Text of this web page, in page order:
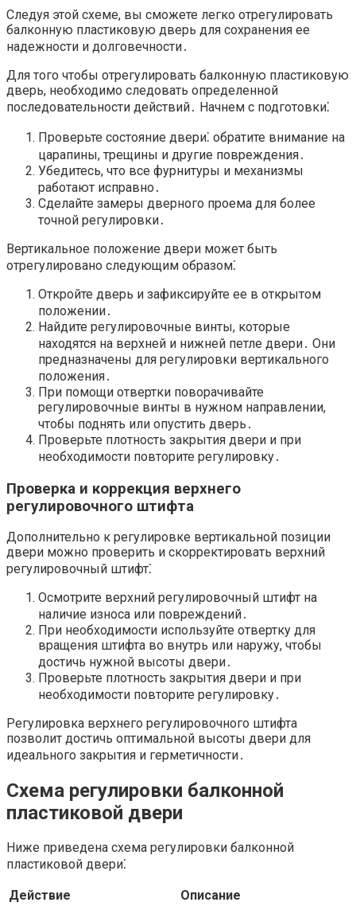
Следуя этой схеме, вы сможете легко отрегулировать
балконную пластиковую дверь для сохранения ее
надежности и долговечности․
Для того чтобы отрегулировать балконную пластиковую
дверь, необходимо следовать определенной
последовательности действий․ Начнем с подготовки⁚
Проверьте состояние двери⁚ обратите внимание на
царапины, трещины и другие повреждения․
Убедитесь, что все фурнитуры и механизмы
работают исправно․
Сделайте замеры дверного проема для более
точной регулировки․
Вертикальное положение двери может быть
отрегулировано следующим образом⁚
Откройте дверь и зафиксируйте ее в открытом
положении․
Найдите регулировочные винты, которые
находятся на верхней и нижней петле двери․ Они
предназначены для регулировки вертикального
положения․
При помощи отвертки поворачивайте
регулировочные винты в нужном направлении,
чтобы поднять или опустить дверь․
Проверьте плотность закрытия двери и при
необходимости повторите регулировку․
Проверка и коррекция верхнего
регулировочного штифта
Дополнительно к регулировке вертикальной позиции
двери можно проверить и скорректировать верхний
регулировочный штифт⁚
Осмотрите верхний регулировочный штифт на
наличие износа или повреждений․
При необходимости используйте отвертку для
вращения штифта во внутрь или наружу, чтобы
достичь нужной высоты двери․
Проверьте плотность закрытия двери и при
необходимости повторите регулировку․
Регулировка верхнего регулировочного штифта
позволит достичь оптимальной высоты двери для
идеального закрытия и герметичности․
Схема регулировки балконной
пластиковой двери
Ниже приведена схема регулировки балконной
пластиковой двери⁚
Действие
Описание